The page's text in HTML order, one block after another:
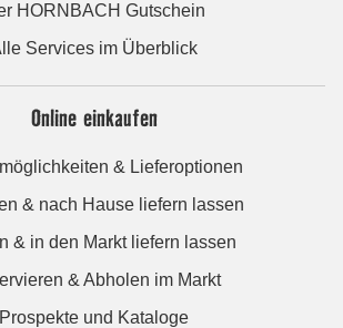
HORNBACH Gutschein
Services im Überblick
Online einkaufen
& Lieferoptionen
& nach Hause liefern lassen
& in den Markt liefern lassen
& Abholen im Markt
Prospekte und Kataloge